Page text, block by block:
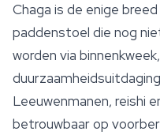
Chaga is de enige
paddenstoel die nog
worden via
Leeuwenmanen, reishi
betrouwbaar op